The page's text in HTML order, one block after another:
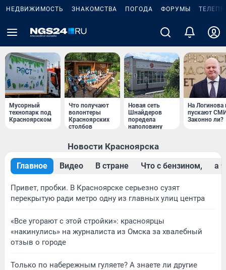
НЕДВИЖИМОСТЬ ЗНАКОМСТВА ПОГОДА ФОРУМЫ
Мусорный
технопарк под
Крaсноярском
Что получают
волонтеры
Красноярских
столбов
Новая сеть
Шнайдеров
поредела
наполовину
На Логинова
пускают
Законно ли?
Новости Красноярска
Главное Видео В стране Что с бензином, a
Привет, пробки. В Красноярске серьезно сузят
перекрытую ради метро одну из главных улиц центра
«Все угорают с этой стройки»: красноярцы
«накинулись» на журналиста из Омска за хвалебный
отзыв о городе
Только по набережным гуляете? А знаете ли другие